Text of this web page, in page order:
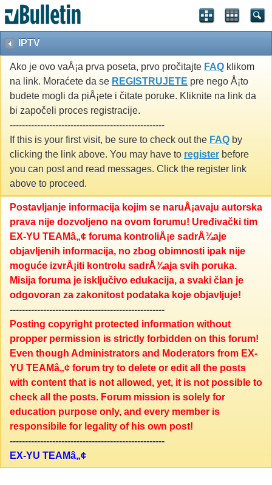
IPTV
Ako je ovo vaÅ¡a prva poseta, prvo pročitajte FAQ klikom
na link. Moraćete da se REGISTRUJETE pre nego Å¡to
budete mogli da piÅ¡ete i čitate poruke. Kliknite na link da
bi započeli proces registracije.
---------------------------------------------------
If this is your first visit, be sure to check out the FAQ by
clicking the link above. You may have to register before
you can post and read messages. Click the register link
above to proceed.
Postavljanje informacija kojim se naruÅ¡avaju autorska
prava nije dozvoljeno na ovom forumu! Uređivački tim
EX-YU TEAMâ„¢ foruma kontroliÅ¡e sadrÅ¾aje
objavljenih informacija, no zbog obimnosti ipak nije
moguće izvrÅ¡iti kontrolu sadrÅ¾aja svih poruka.
Misija foruma je isključivo edukacija, a svaki član je
odgovoran za zakonitost podataka koje objavljuje!
---------------------------------------------------
Posting copyright protected information without
propper permission is strictly forbidden on this forum!
Even though Administrators and Moderators from EX-
YU TEAMâ„¢ forum try to delete or edit all the posts
with content that is not allowed, yet, it is not possible to
check all the posts. Forum mission is solely for
education purpose only, and every member is
responsibile for legality of his own post!
---------------------------------------------------
EX-YU TEAMâ„¢